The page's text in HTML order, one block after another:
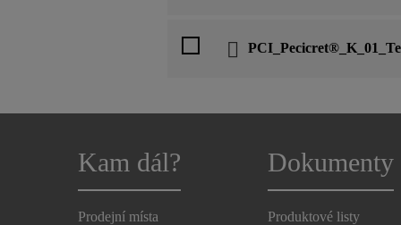
Kam dál?
Prodejní místa
Dokumenty
Produktové listy